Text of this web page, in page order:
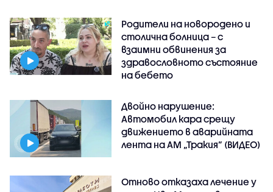
Родители на новородено и
столична болница – с
взаимни обвинения за
здравословното състояние
на бебето
Двойно нарушение:
Автомобил кара срещу
движението в аварийната
лента на АМ „Тракия” (ВИДЕО)
Отново отказаха лечение у